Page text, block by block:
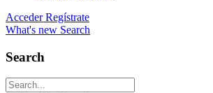
Acceder Regístrate
What's new Search
Search